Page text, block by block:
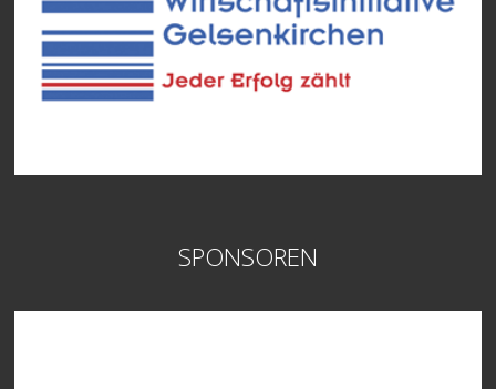
SPONSOREN